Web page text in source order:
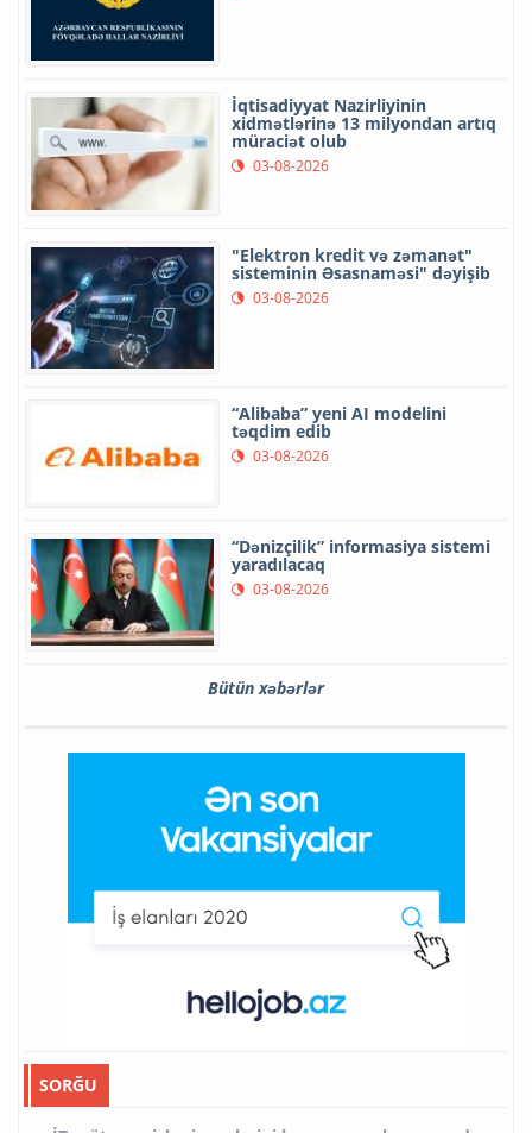
İqtisadiyyat Nazirliyinin
xidmətlərinə 13 milyondan artıq
müraciət olub
03-08-2026
"Elektron kredit və zəmanət"
sisteminin Əsasnaməsi" dəyişib
03-08-2026
“Alibaba” yeni AI modelini
təqdim edib
03-08-2026
“Dənizçilik” informasiya sistemi
yaradılacaq
03-08-2026
Bütün xəbərlər
SORĞU